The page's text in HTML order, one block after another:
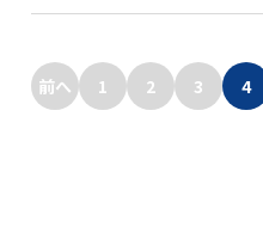
前へ 1 2 3 4